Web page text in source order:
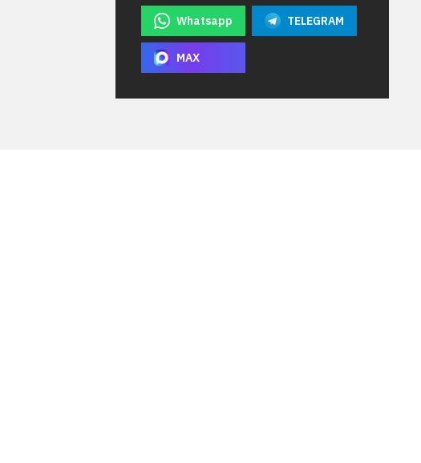
Whatsapp TELEGRAM
MAX